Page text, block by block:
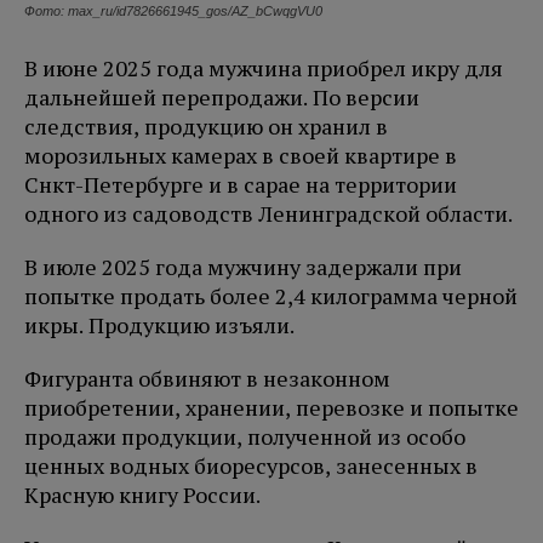
Фото: max_ru/id7826661945_gos/AZ_bCwqgVU0
В июне 2025 года мужчина приобрел икру для
дальнейшей перепродажи. По версии
следствия, продукцию он хранил в
морозильных камерах в своей квартире в
Снкт-Петербурге и в сарае на территории
одного из садоводств Ленинградской области.
В июле 2025 года мужчину задержали при
попытке продать более 2,4 килограмма черной
икры. Продукцию изъяли.
Фигуранта обвиняют в незаконном
приобретении, хранении, перевозке и попытке
продажи продукции, полученной из особо
ценных водных биоресурсов, занесенных в
Красную книгу России.